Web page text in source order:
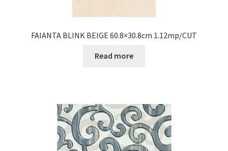
FAIANTA BLINK BEIGE 60.8×30.8cm 1.12mp/CUT
Read more